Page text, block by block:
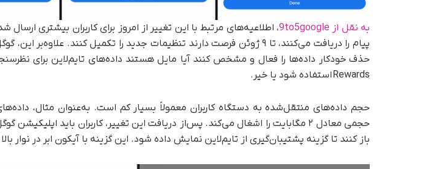
به نقل از 9to5google
، اطلاعیه‌های مرتبط با این تغییر از امروز برای کاربران بیشتری
پیام را دریافت می‌کنند، تا ۹ ژوئن فرصت دارند تنظیمات جدید را تکمیل کنند. علاوه‌بر
Rewards استفاده شود یا خیر.
حجم داده‌های منتقل‌شده به دستگاه کاربران معمولاً بسیار کم است. به‌عنوان مثال،
حجمی معادل ۲ مگابایت را اشغال می‌کند. پس‌از دریافت این تغییر، کاربران باید
باز کنند تا گزینه پشتیبان‌گیری از تایم‌لاین نمایش داده شود. این گزینه با آیکون ابر در نوار